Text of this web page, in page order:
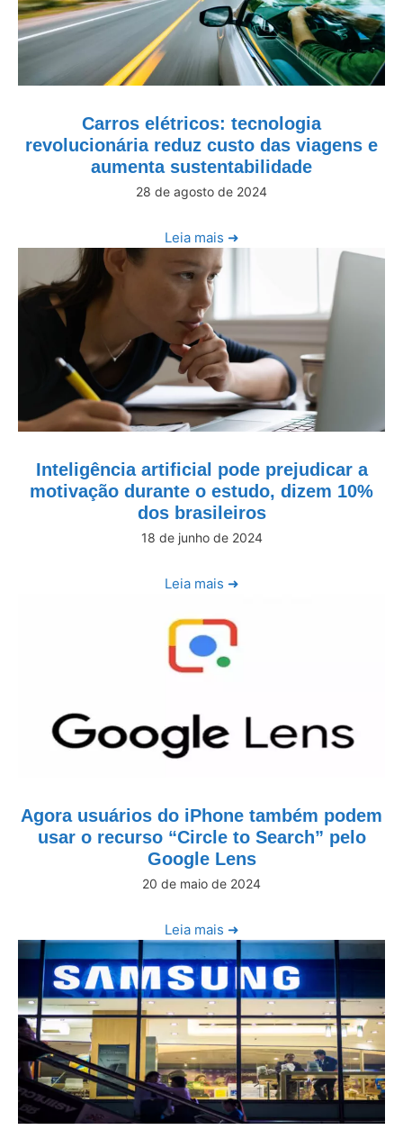
Carros elétricos: tecnologia
revolucionária reduz custo das viagens e
aumenta sustentabilidade
28 de agosto de 2024
Leia mais ➜
Inteligência artificial pode prejudicar a
motivação durante o estudo, dizem 10%
dos brasileiros
18 de junho de 2024
Leia mais ➜
Agora usuários do iPhone também podem
usar o recurso “Circle to Search” pelo
Google Lens
20 de maio de 2024
Leia mais ➜